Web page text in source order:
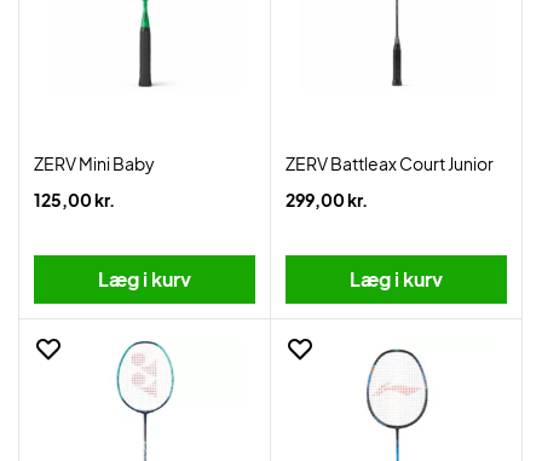
ZERV Mini Baby
125,00 kr.
Læg i kurv
ZERV Battleax Court Junior
299,00 kr.
Læg i kurv